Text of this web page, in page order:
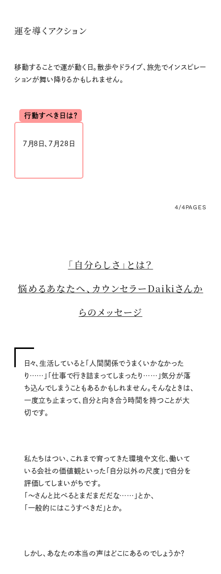
運を導くアクション
移動することで運が動く日。散歩やドライブ、旅先でインスピレー
ションが舞い降りるかもしれません。
行動すべき日は？
7月8日、7月28日
4/4PAGES
「自分らしさ」とは？
悩めるあなたへ、カウンセラーDaikiさんか
らのメッセージ
日々、生活していると「人間関係でうまくいかなかった
り……」「仕事で行き詰まってしまったり……」気分が落
ち込んでしまうこともあるかもしれません。そんなときは、
一度立ち止まって、自分と向き合う時間を持つことが大
切です。
私たちはつい、これまで育ってきた環境や文化、働いて
いる会社の価値観といった「自分以外の尺度」で自分を
評価してしまいがちです。
「〜さんと比べるとまだまだだな……」とか、
「一般的にはこうすべきだ」とか。
しかし、あなたの本当の声はどこにあるのでしょうか？